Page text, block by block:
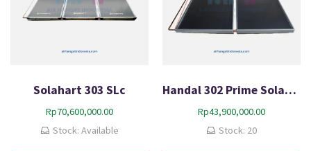
Solahart 303 SLc
Rp70,600,000.00
Stock: Available
Handal 302 Prime Solar Water Heater
Rp43,900,000.00
Stock: 20